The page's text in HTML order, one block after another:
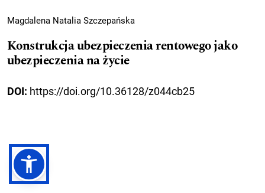
Magdalena Natalia Szczepańska
Konstrukcja ubezpieczenia rentowego jako
ubezpieczenia na życie
DOI: https://doi.org/10.36128/z044cb25